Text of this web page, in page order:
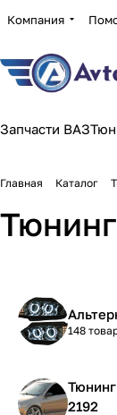
Компания
Запчасти ВАЗ
Главная Каталог
148
Тюнинг на 1118,
2192